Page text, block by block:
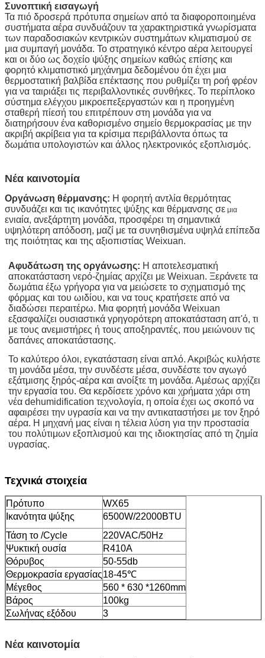
Συνοπτική εισαγωγή
Τα πιό δροσερά πρότυπα σημείων από τα διαφοροποιημένα
συστήματα αέρα συνδυάζουν τα χαρακτηριστικά γνωρίσματα
των παραδοσιακών κεντρικών συστημάτων κλιματισμού σε
μια συμπαγή μονάδα. Το στρατηγικό κέντρο αέρα λειτουργεί
και οι δύο ως δοχείο ψύξης σημείων καθώς επίσης και
φορητό κλιματιστικό μηχάνημα δεδομένου ότι έχει μια
θερμοστατική βαλβίδα επέκτασης που ρυθμίζει τη ροή φρέον
για να ταιριάξει τις περιβαλλοντικές συνθήκες. Το περίπλοκο
σύστημα ελέγχου μικροεπεξεργαστών και η προηγμένη
σταθερή πίεσή του επιτρέπουν στη μονάδα για να
διατηρήσουν ένα καθορισμένο σημείο θερμοκρασίας με την
ακριβή ακρίβεια για τα κρίσιμα περιβάλλοντα όπως τα
δωμάτια υπολογιστών και άλλος ηλεκτρονικός εξοπλισμός.
Νέα καινοτομία
Οργάνωση θέρμανσης: Η φορητή αντλία θερμότητας
συνδυάζει και τις ικανότητες ψύξης και θέρμανσης σε μια
ενιαία, ανεξάρτητη μονάδα, προσφέρει τη σημαντικά
υψηλότερη απόδοση, μαζί με τα συνηθισμένα υψηλά επίπεδα
της ποιότητας και της αξιοπιστίας Weixuan.
Αφυδάτωση της οργάνωσης: Η αποτελεσματική
αποκατάσταση νερό-ζημίας αρχίζει με Weixuan. Ξεράνετε τα
δωμάτια έξω γρήγορα για να μειώσετε το σχηματισμό της
φόρμας και του ωιδίου, και να τους κρατήσετε από να
διαδώσει περαιτέρω. Μια φορητή μονάδα Weixuan
εξασφαλίζει ουσιαστικά γρηγορότερη αποκατάσταση απ'ό, τι
με τους ανεμιστήρες ή τους αποξηραντές, που μειώνουν τις
δαπάνες αποκατάστασης.
Το καλύτερο όλοι, εγκατάσταση είναι απλό. Ακριβώς κυλήστε
τη μονάδα μέσα, την συνδέστε μέσα, συνδέστε τον αγωγό
εξάτμισης ξηρός-αέρα και ανοίξτε τη μονάδα. Αμέσως αρχίζει
την εργασία του. Θα κερδίσετε χρόνο και χρήματα χάρι στη
νέα dehumidification τεχνολογία, η οποία έχει ως σκοπό να
αφαιρέσει την υγρασία και να την αντικαταστήσει με τον ξηρό
αέρα. Η μηχανή μας είναι η τέλεια λύση για την προστασία
του πολύτιμων εξοπλισμού και της ιδιοκτησίας από τη ζημία
υγρασίας.
Τεχνικά στοιχεία
Πρότυπο
WX65
Ικανότητα ψύξης
6500W/22000BTU
Τάση το /Cycle
220VAC/50Hz
Ψυκτική ουσία
R410A
Θόρυβος
50-55db
Θερμοκρασία εργασίας18-45℃
Μέγεθος
560 * 630 *1260mm
Βάρος
100kg
Σωλήνας εξόδου
3
Νέα καινοτομία